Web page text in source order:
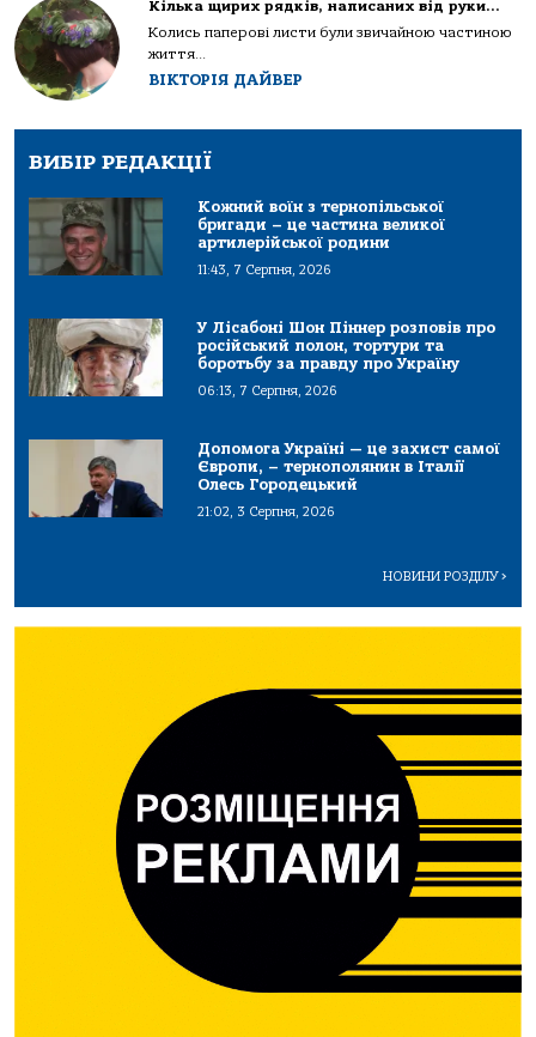
Кілька щирих рядків, написаних від руки…
Колись паперові листи були звичайною частиною
життя...
ВІКТОРІЯ ДАЙВЕР
ВИБІР РЕДАКЦІЇ
Кожний воїн з тернопільської
бригади – це частина великої
артилерійської родини
11:43, 7 Серпня, 2026
У Лісабоні Шон Піннер розповів про
російський полон, тортури та
боротьбу за правду про Україну
06:13, 7 Серпня, 2026
Допомога Україні — це захист самої
Європи, – тернополянин в Італії
Олесь Городецький
21:02, 3 Серпня, 2026
НОВИНИ РОЗДІЛУ>